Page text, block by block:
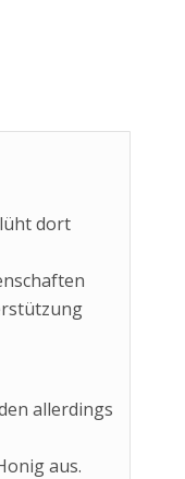
dort
allerdings
aus.